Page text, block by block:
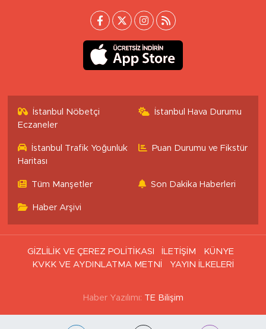
İstanbul Nöbetçi
Eczaneler
İstanbul Hava Durumu
İstanbul Trafik Yoğunluk
Haritası
Puan Durumu ve Fikstür
Tüm Manşetler Son Dakika Haberleri
Haber Arşivi
GİZLİLİK VE ÇEREZ POLİTİKASI İLETİŞİM
KÜNYE
KVKK VE AYDINLATMA METNİ
YAYIN İLKELERİ
Haber Yazılımı: TE Bilişim